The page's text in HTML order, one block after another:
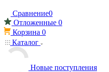
Сравнение0
Отложенные 0
Корзина 0
Каталог
Новые поступления